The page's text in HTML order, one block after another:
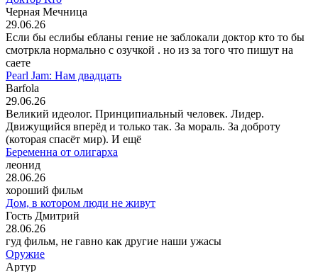
Черная Мечница
29.06.26
Если бы еслибы ебланы гение не заблокали доктор кто то бы
смотркла нормально с озучкой . но из за того что пишут на
саете
Pearl Jam: Нам двадцать
Barfola
29.06.26
Великий идеолог. Принципиальный человек. Лидер.
Движущийся вперёд и только так. За мораль. За доброту
(которая спасёт мир). И ещё
Беременна от олигарха
леонид
28.06.26
хороший фильм
Дом, в котором люди не живут
Гость Дмитрий
28.06.26
гуд фильм, не гавно как другие наши ужасы
Оружие
Артур